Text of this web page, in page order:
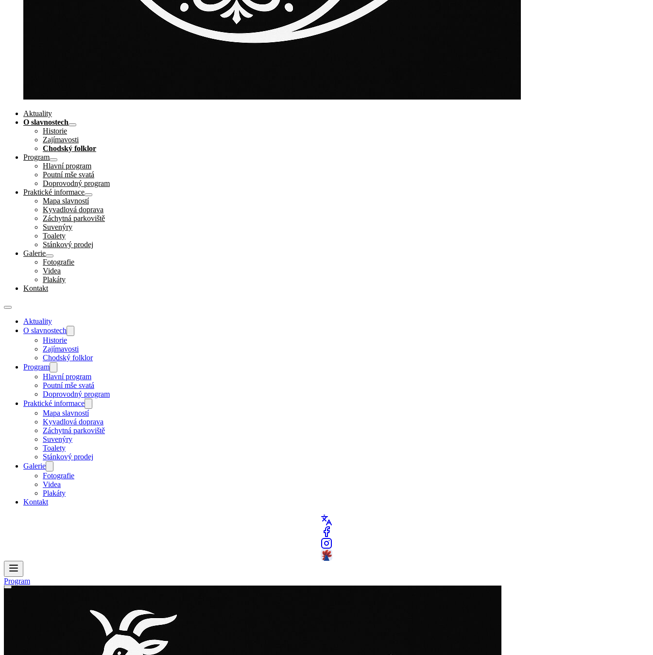
Aktuality
O slavnostech
Historie
Zajímavosti
Chodský folklor
Program
Hlavní program
Poutní mše svatá
Doprovodný program
Praktické informace
Mapa slavností
Kyvadlová doprava
Záchytná parkoviště
Suvenýry
Toalety
Stánkový prodej
Galerie
Fotografie
Videa
Plakáty
Kontakt
Aktuality
O slavnostech
Historie
Zajímavosti
Chodský folklor
Program
Hlavní program
Poutní mše svatá
Doprovodný program
Praktické informace
Mapa slavností
Kyvadlová doprava
Záchytná parkoviště
Suvenýry
Toalety
Stánkový prodej
Galerie
Fotografie
Videa
Plakáty
Kontakt
Program